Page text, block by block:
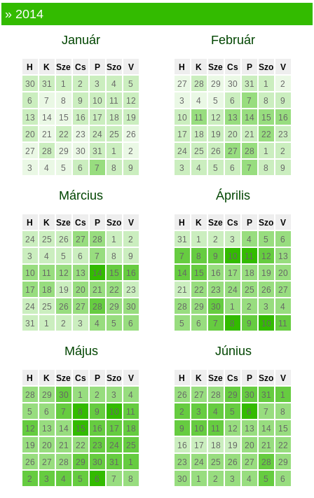
» 2014
Január
H K Sze Cs P Szo
V
30
31 1 2 3 4
5
6
7 8 9 10 11
12
13
14 15 16 17 18
19
20
21 22 23 24 25
26
27
28 29 30 31 1
2
3
4 5 6 7 8 9
Február
H K Sze Cs P Szo
V
27
28 29 30 31 1
2
3
4 5 6 7 8
9
10
11 12 13 14 15
16
17
18 19 20 21 22
23
24
25 26 27 28 1
2
3
4 5 6 7 8 9
Március
H K Sze Cs P Szo
V
24
25 26 27 28 1
2
3
4 5 6 7 8
9
10
11 12 13 14 15
16
17
18 19 20 21 22
23
24
25 26 27 28 29
30
31
1 2 3 4 5 6
Április
H K Sze Cs P Szo
V
31
1 2 3 4 5
6
7
8 9 10 11 12
13
14
15 16 17 18 19
20
21
22 23 24 25 26
27
28
29 30 1 2 3
4
5
6 7 8 9 10 11
Május
H K Sze Cs P Szo
V
28
29 30 1 2 3
4
5
6 7 8 9 10
11
12
13 14 15 16 17
18
19
20 21 22 23 24
25
26
27 28 29 30 31
1
2
3 4 5 6 7 8
Június
H K Sze Cs P Szo
V
26
27 28 29 30 31
1
2
3 4 5 6 7
8
9
10 11 12 13 14
15
16
17 18 19 20 21
22
23
24 25 26 27 28
29
30
1 2 3 4 5 6